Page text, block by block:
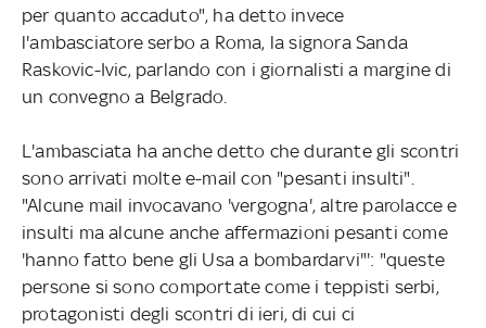
per quanto accaduto", ha detto invece
l'ambasciatore serbo a Roma, la signora Sanda
Raskovic-Ivic, parlando con i giornalisti a margine di
un convegno a Belgrado.
L'ambasciata ha anche detto che durante gli scontri
sono arrivati molte e-mail con "pesanti insulti".
"Alcune mail invocavano 'vergogna', altre parolacce e
insulti ma alcune anche affermazioni pesanti come
'hanno fatto bene gli Usa a bombardarvi"': "queste
persone si sono comportate come i teppisti serbi,
protagonisti degli scontri di ieri, di cui ci